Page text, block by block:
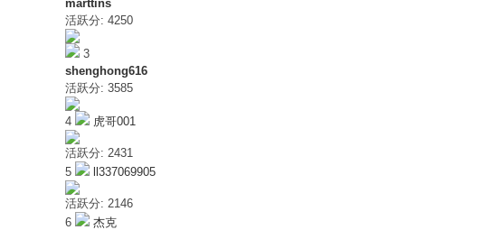
起
共
marttins
活跃分: 4250
3
shenghong616
活跃分: 3585
4 虎哥001
活跃分: 2431
5
ll337069905
活跃分: 2146
6
杰克